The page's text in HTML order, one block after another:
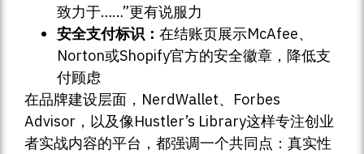
致力于……”更有说服力
安全支付标识： 在结账页展示McAfee、
Norton或Shopify官方的安全徽章，降低支
付顾虑
在品牌建设层面，NerdWallet、Forbes
Advisor，以及像Hustler’s Library这样专注创业
者实战内容的平台，都强调一个共同点：真实性